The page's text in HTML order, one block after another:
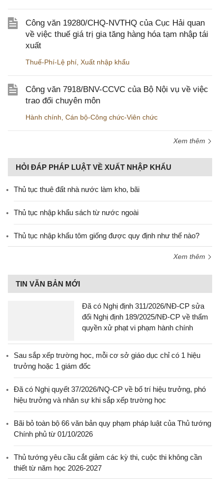
Công văn 19280/CHQ-NVTHQ của Cục Hải quan
về việc thuế giá trị gia tăng hàng hóa tạm nhập tái
xuất
Thuế-Phí-Lệ phí Xuất nhập khẩu
Công văn 7918/BNV-CCVC của Bộ Nội vụ về việc
trao đổi chuyên môn
Hành chính Cán bộ-Công chức-Viên chức
Xem thêm
HỎI ĐÁP PHÁP LUẬT VỀ XUẤT NHẬP KHẨU
Thủ tục thuê đất nhà nước làm kho, bãi
Thủ tục nhập khẩu sách từ nước ngoài
Thủ tục nhập khẩu tôm giống được quy định như thế nào?
Xem thêm
TIN VĂN BẢN MỚI
Đã có Nghị định 311/2026/NĐ-CP sửa
đổi Nghị định 189/2025/NĐ-CP về thẩm
quyền xử phạt vi phạm hành chính
Sau sắp xếp trường học, mỗi cơ sở giáo dục chỉ có 1 hiệu
trưởng hoặc 1 giám đốc
Đã có Nghị quyết 37/2026/NQ-CP về bố trí hiệu trưởng, phó
hiệu trưởng và nhân sự khi sắp xếp trường học
Bãi bỏ toàn bộ 66 văn bản quy phạm pháp luật của Thủ tướng
Chính phủ từ 01/10/2026
Thủ tướng yêu cầu cắt giảm các kỳ thi, cuộc thi không cần
thiết từ năm học 2026-2027